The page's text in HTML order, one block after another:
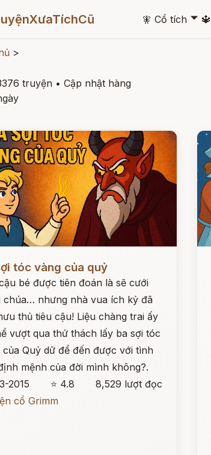
🧚 Cổ tích 🞃 🔱
>
truyện • Cập nhật hàng
tóc vàng của quỷ
bé được tiên đoán là sẽ cưới
chúa… nhưng nhà vua ích kỷ đã
thủ tiêu cậu! Liệu chàng trai ấy
vượt qua thử thách lấy ba sợi tóc
của Quỷ dữ để đến được với tình
mệnh của đời mình không?.
2015
⭐ 4.8
8,529 lượt đọc
cổ Grimm